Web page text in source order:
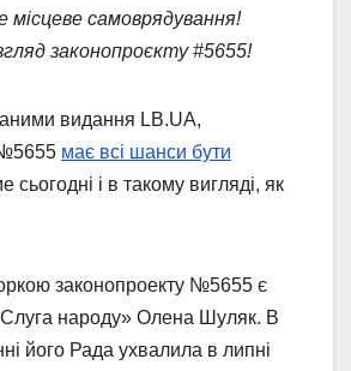
місцеве самоврядування!
законопроєкту #5655!
видання LB.UA,
має всі шанси бути
сьогодні і в такому вигляді, як
законопроекту №5655 є
народу» Олена Шуляк. В
його Рада ухвалила в липні